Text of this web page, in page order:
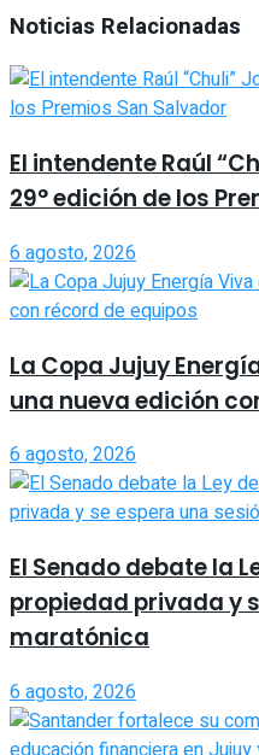
Noticias Relacionadas
El intendente Raúl
29° edición de los
6 agosto, 2026
La Copa Jujuy
una nueva edición
6 agosto, 2026
El Senado debate la
propiedad privada y
maratónica
6 agosto, 2026